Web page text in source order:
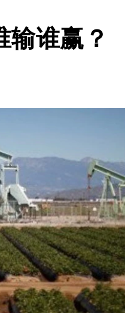
输谁赢？